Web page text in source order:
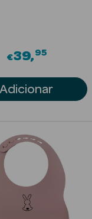
€39 95
Adicionar